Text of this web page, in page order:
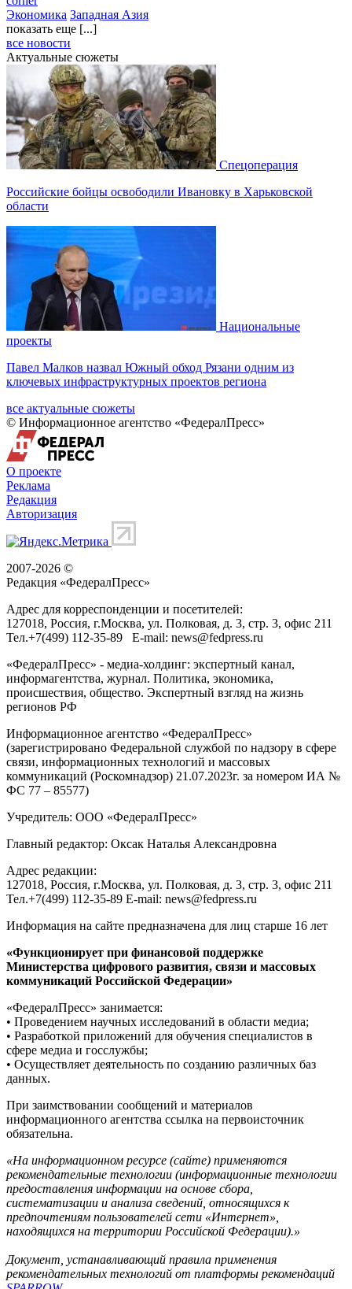
Экономика Западная Азия
показать еще [...]
все новости
Актуальные сюжеты
Спецоперация
Российские бойцы освободили Ивановку в Харьковской
области
Национальные
проекты
Павел Малков назвал Южный обход Рязани одним из
ключевых инфраструктурных проектов региона
все актуальные сюжеты
© Информационное агентство «ФедералПресс»
О проекте
Реклама
Редакция
Авторизация
2007-2026 ©
Редакция «ФедералПресс»
Адрес для корреспонденции и посетителей:
127018, Россия, г.Москва, ул. Полковая, д. 3, стр. 3, офис 211
Тел.+7(499) 112-35-89 E-mail: news@fedpress.ru
«ФедералПресс» - медиа-холдинг: экспертный канал,
информагентства, журнал. Политика, экономика,
происшествия, общество. Экспертный взгляд на жизнь
регионов РФ
Информационное агентство «ФедералПресс»
(зарегистрировано Федеральной службой по надзору в сфере
связи, информационных технологий и массовых
коммуникаций (Роскомнадзор) 21.07.2023г. за номером ИА №
ФС 77 – 85577)
Учредитель: ООО «ФедералПресс»
Главный редактор: Оксак Наталья Александровна
Адрес редакции:
127018, Россия, г.Москва, ул. Полковая, д. 3, стр. 3, офис 211
Тел.+7(499) 112-35-89 E-mail: news@fedpress.ru
Информация на сайте предназначена для лиц старше 16 лет
«Функционирует при финансовой поддержке
Министерства цифрового развития, связи и массовых
коммуникаций Российской Федерации»
«ФедералПресс» занимается:
• Проведением научных исследований в области медиа;
• Разработкой приложений для обучения специалистов в
сфере медиа и госслужбы;
• Осуществляет деятельность по созданию различных баз
данных.
При заимствовании сообщений и материалов
информационного агентства ссылка на первоисточник
обязательна.
«На информационном ресурсе (сайте) применяются
рекомендательные технологии (информационные технологии
предоставления информации на основе сбора,
систематизации и анализа сведений, относящихся к
предпочтениям пользователей сети «Интернет»,
находящихся на территории Российской Федерации).»
Документ, устанавливающий правила применения
рекомендательных технологий от платформы рекомендаций